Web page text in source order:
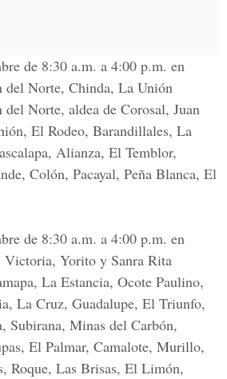
de 8:30 a.m. a 4:00 p.m. en
del Norte, Chinda, La Unión
Norte, aldea de Corosal, Juan
El Rodeo, Barandillales, La
Alianza, El Temblor,
Colón, Pacayal, Peña Blanca, El
de 8:30 a.m. a 4:00 p.m. en
Yorito y Sanra Rita
La Estancia, Ocote Paulino,
La Cruz, Guadalupe, El Triunfo,
Subirana, Minas del Carbón,
El Palmar, Camalote, Murillo,
Roque, Las Brisas, El Limón,